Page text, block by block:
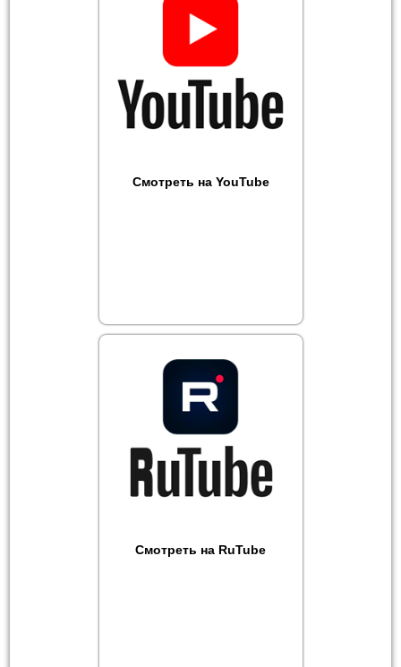
Смотреть на YouTube
Смотреть на RuTube